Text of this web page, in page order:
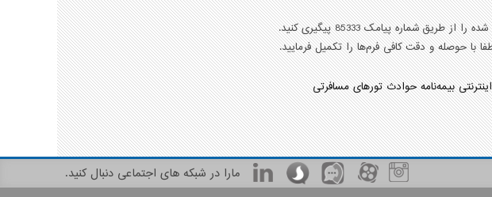
شماره پیامک 85333 پیگیری کنید.
بيمه‌نامه حوادث تورهای مسافرتی
مارا در شبکه های اجتماعی دنبال کنید.